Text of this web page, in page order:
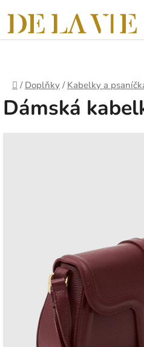
na
obsah
Domů
/ Doplňky / Kabelky a
Dámská